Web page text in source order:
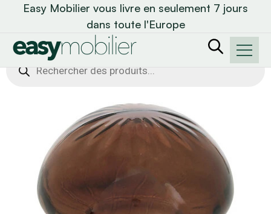
Easy Mobilier vous livre en seulement 7 jours
dans toute l'Europe
Recherche
de